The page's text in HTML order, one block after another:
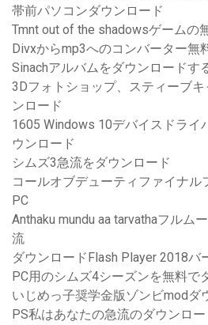
帯前パソコンダウンロード
Tmnt out of the shadowsゲームの
Divxからmp3へのコンバーター無
Sinachアルバムをダウンロードす
3Dフォトショップ、スティーブ
ンロード
1605 Windows 10デバイスドライ
ウンロード
シムズ3急流をダウンロード
コールオブデューティファイナル
PC
Anthaku mundu aa tarvathaフルム
流
ダウンロードFlash Player 2018バ
PC用のシムズ4シーズンを無料で
いじめっ子奨学金版ゾンビmodダ
PS私はあなたの急流のダウンロ